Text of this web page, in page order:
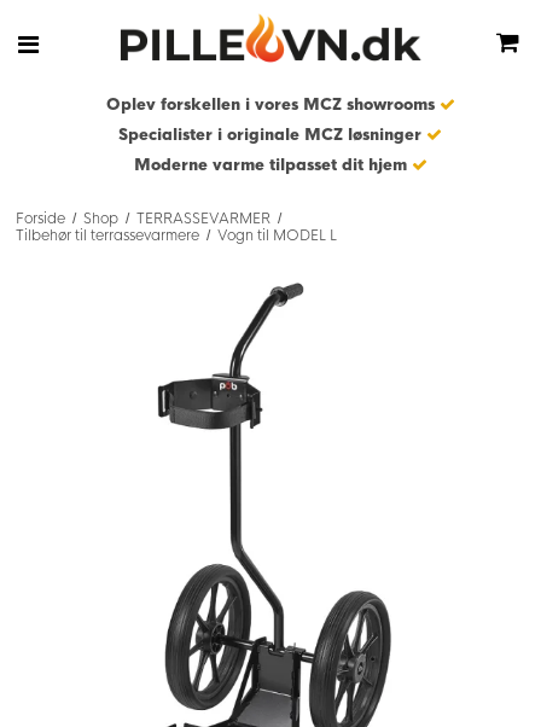
Oplev forskellen i vores MCZ showrooms
Specialister i originale MCZ løsninger
Moderne varme tilpasset dit hjem
Forside / Shop / TERRASSEVARMER /
Tilbehør til terrassevarmere / Vogn til MODEL L